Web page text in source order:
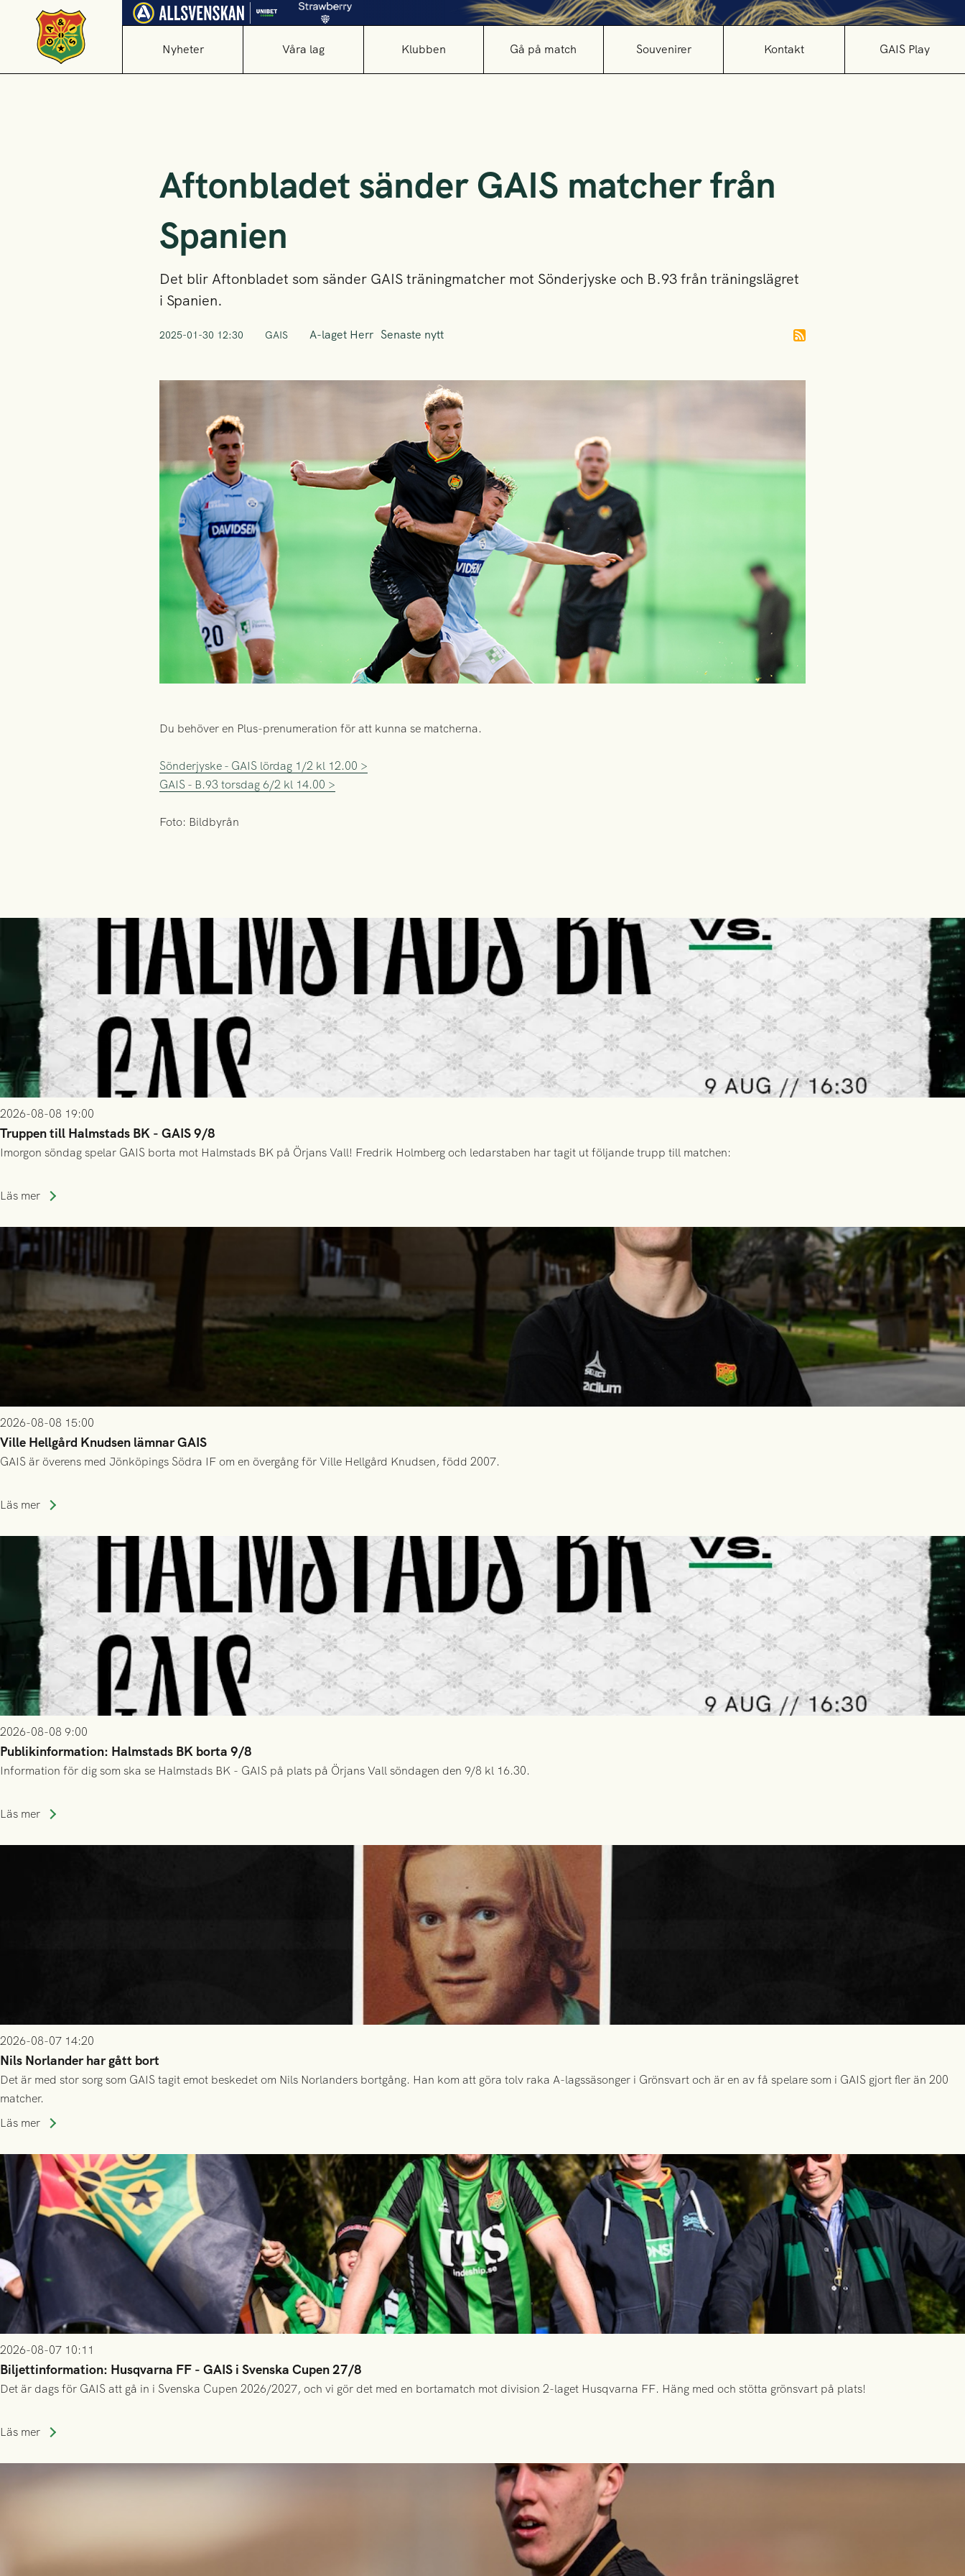
Nyheter Våra lag Klubben Gå på match Souvenirer Kontakt GAIS Play
Aftonbladet sänder GAIS matcher från
Spanien
Det blir Aftonbladet som sänder GAIS träningmatcher mot Sönderjyske och B.93 från träningslägret
i Spanien.
2025-01-30 12:30 GAIS A-laget Herr Senaste nytt
Du behöver en Plus-prenumeration för att kunna se matcherna.
Sönderjyske - GAIS lördag 1/2 kl 12.00 >
GAIS - B.93 torsdag 6/2 kl 14.00 >
Foto: Bildbyrån
2026-08-08 19:00
Truppen till Halmstads BK - GAIS 9/8
Imorgon söndag spelar GAIS borta mot Halmstads BK på Örjans Vall! Fredrik Holmberg och ledarstaben har tagit ut följande trupp till matchen:
Läs mer
2026-08-08 15:00
Ville Hellgård Knudsen lämnar GAIS
GAIS är överens med Jönköpings Södra IF om en övergång för Ville Hellgård Knudsen, född 2007.
Läs mer
2026-08-08 9:00
Publikinformation: Halmstads BK borta 9/8
Information för dig som ska se Halmstads BK - GAIS på plats på Örjans Vall söndagen den 9/8 kl 16.30.
Läs mer
2026-08-07 14:20
Nils Norlander har gått bort
Det är med stor sorg som GAIS tagit emot beskedet om Nils Norlanders bortgång. Han kom att göra tolv raka A-lagssäsonger i Grönsvart och är en av få spelare som i GAIS gjort fler än 200
matcher.
Läs mer
2026-08-07 10:11
Biljettinformation: Husqvarna FF - GAIS i Svenska Cupen 27/8
Det är dags för GAIS att gå in i Svenska Cupen 2026/2027, och vi gör det med en bortamatch mot division 2-laget Husqvarna FF. Häng med och stötta grönsvart på plats!
Läs mer